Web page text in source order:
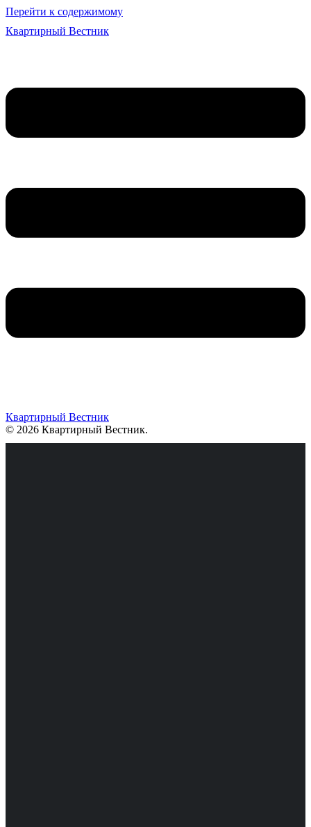
Перейти к содержимому
Квартирный Вестник
Квартирный Вестник
© 2026 Квартирный Вестник.